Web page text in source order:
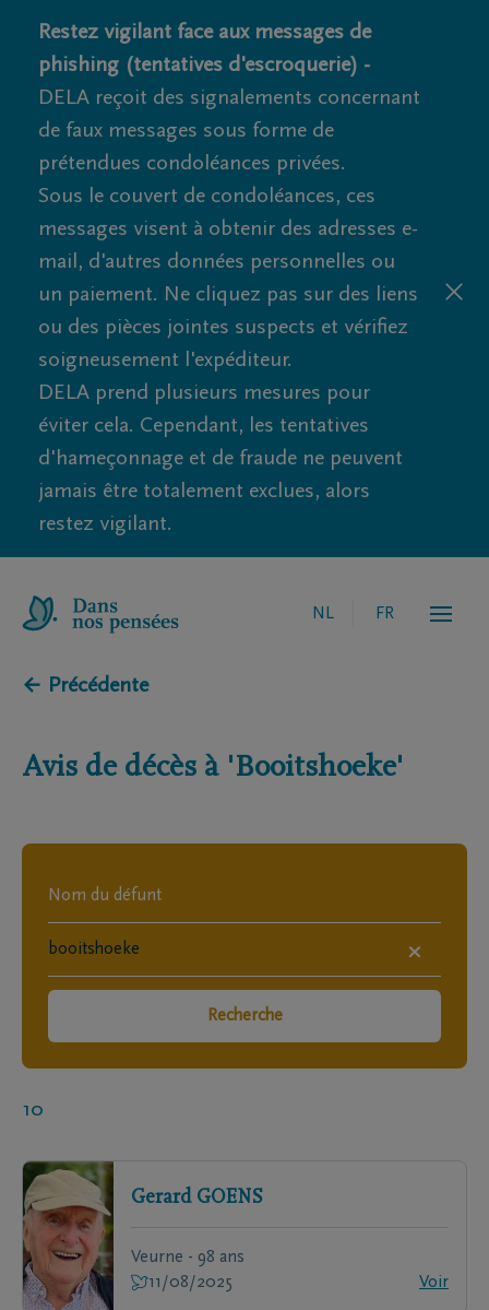
Restez vigilant face aux messages de
phishing (tentatives d'escroquerie) -
DELA reçoit des signalements concernant
de faux messages sous forme de
prétendues condoléances privées.
Sous le couvert de condoléances, ces
messages visent à obtenir des adresses e-
mail, d'autres données personnelles ou
un paiement. Ne cliquez pas sur des liens
ou des pièces jointes suspects et vérifiez
soigneusement l'expéditeur.
DELA prend plusieurs mesures pour
éviter cela. Cependant, les tentatives
d'hameçonnage et de fraude ne peuvent
jamais être totalement exclues, alors
restez vigilant.
NL FR
← Précédente
Avis de décès à 'Booitshoeke'
×
Recherche
10
Gerard GOENS
Veurne - 98 ans
11/08/2025
Voir